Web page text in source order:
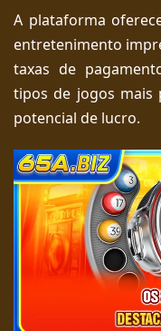
A plataforma
entretenimento
taxas de
tipos de jogos mais
potencial de lucro.